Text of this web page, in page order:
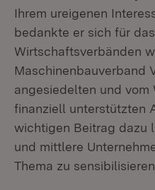
Ihrem ureigenen
bedankte er sich für
Wirtschaftsverbänden
Maschinenbauverband
angesiedelten und vom
finanziell unterstützten
wichtigen Beitrag dazu
und mittlere
Thema zu sensibilisieren.